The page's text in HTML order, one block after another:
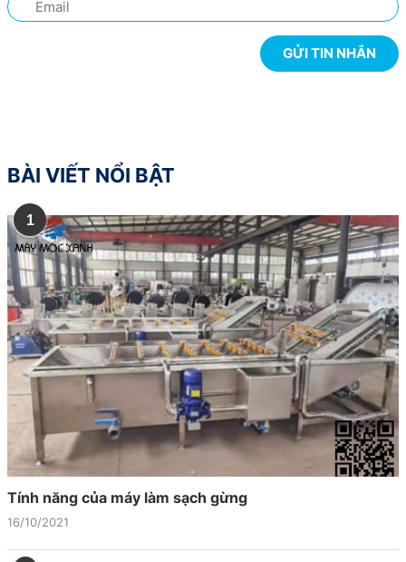
BÀI VIẾT NỔI BẬT
1
Tính năng của máy làm sạch gừng
16/10/2021